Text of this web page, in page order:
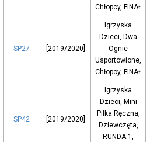
Chłopcy, FINAŁ
SP27 [2019/2020]
Igrzyska
Dzieci, Dwa
Ognie
Usportowione,
Chłopcy, FINAŁ
SP42 [2019/2020]
Igrzyska
Dzieci, Mini
Piłka Ręczna,
Dziewczęta,
RUNDA 1,